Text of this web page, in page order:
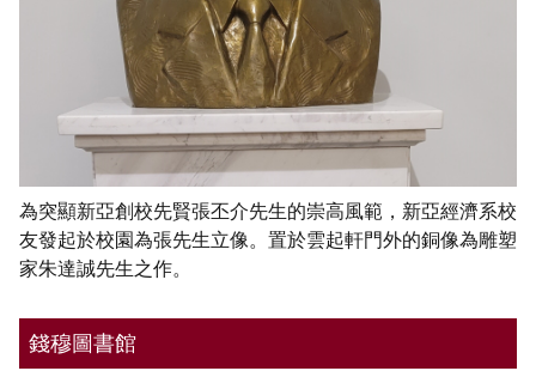
為突顯新亞創校先賢張丕介先生的崇高風範，新亞經濟系校
友發起於校園為張先生立像。置於雲起軒門外的銅像為雕塑
家朱達誠先生之作。
錢穆圖書館